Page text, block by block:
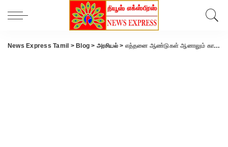
News Express Tamil > Blog > அரசியல்> எத்தனை ஆண்டுகள் ஆனாலும் காங்கிரஸ் ஆட்சிக்கு வரமுடியாது… ராகுலுக்கு பதிலடி கொடுத்த பிரதமர் மோடி!